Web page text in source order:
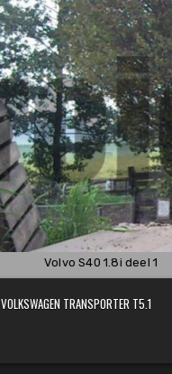
Volvo S40 1.8i deel 1
VOLKSWAGEN TRANSPORTER T5.1